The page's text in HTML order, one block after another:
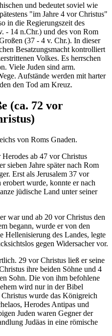
und bedeutet soviel wie
"im Jahre 4 vor Christus"
in die Regierungszeit des
- 14 n.Chr.) und des von Rom
(37 - 4 v. Chr.). In dieser
Besatzungsmacht kontrolliert
Volkes. Es herrschen
Viele Juden sind arm.
Aufstände werden mit harter
den Tod am Kreuz.
(ca. 72 vor
)
von Roms Gnaden.
Herodes ab 47 vor Christus
sieben Jahre später nach Rom
Erst als Jerusalem 37 vor
wurde, konnte er nach
jüdische Land unter seiner
war und ab 20 vor Christus den
begann, wurde er von den
Hellenisierung des Landes, legte
gegen Widersacher vor.
29 vor Christus ließ er seine
ihre beiden Söhne und 4
Sohn. Die von ihm befohlene
wird nur in der Bibel
wurde das Königreich
Herodes Antipas und
Juden waren Gegner der
Judäas in eine römische